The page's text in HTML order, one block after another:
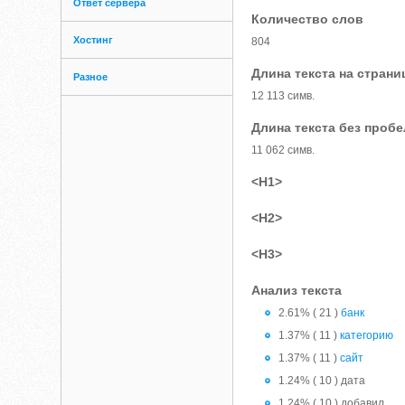
Ответ сервера
Хостинг
Разное
Количество слов
804
Длина текста на
12 113 симв.
Длина текста без
11 062 симв.
<H1>
<H2>
<H3>
Анализ текста
2.61% ( 21 )банк
1.37% ( 11 )категорию
1.37% ( 11 )сайт
1.24% ( 10 ) дата